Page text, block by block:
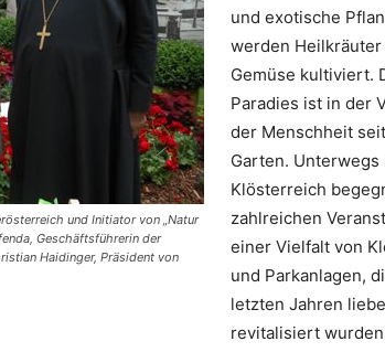
und Initiator von „Natur
Geschäftsführerin der
Haidinger, Präsident von
und exotische
werden Heilkräuter
Gemüse kultiviert.
Paradies ist in der
der Menschheit
Garten. Unterwegs
Klösterreich
zahlreichen
einer Vielfalt von
und Parkanlagen,
letzten Jahren
revitalisiert